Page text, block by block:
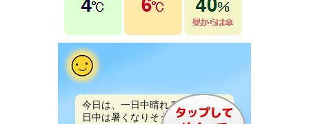
今日は、一日中晴れるでしょう。
日中は暑くなりそうです。